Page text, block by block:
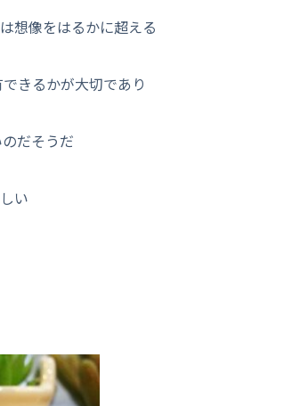
想像をはるかに超える
きるかが大切であり
だそうだ
い